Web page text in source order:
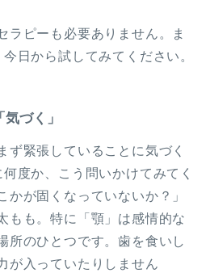
ラピーも必要ありません。ま
日から試してみてください。
づく」
ず緊張していることに気づく
度か、こう問いかけてみてく
かが固くなっていないか？」
も。特に「顎」は感情的な
所のひとつです。歯を食いし
が入っていたりしません